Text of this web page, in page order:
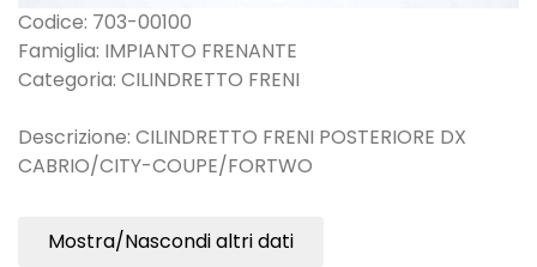
Codice: 703-00100
Famiglia: IMPIANTO FRENANTE
Categoria: CILINDRETTO FRENI
Descrizione: CILINDRETTO FRENI POSTERIORE DX
CABRIO/CITY-COUPE/FORTWO
Mostra/Nascondi altri dati